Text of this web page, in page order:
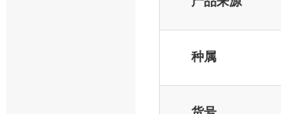
种属